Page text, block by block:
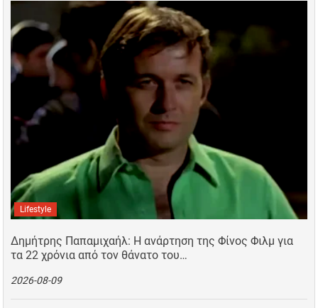
Lifestyle
Δημήτρης Παπαμιχαήλ: Η ανάρτηση της Φίνος Φιλμ για
τα 22 χρόνια από τον θάνατο του…
2026-08-09